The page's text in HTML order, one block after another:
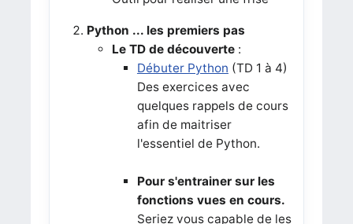
Python ... les premiers pas
Le TD de découverte:
Débuter Python (TD 1 à 4)
Des exercices avec
quelques rappels de cours
afin de maitriser
l'essentiel de Python.
Pour s'entrainer sur les
fonctions vues en cours.
Seriez vous capable de les